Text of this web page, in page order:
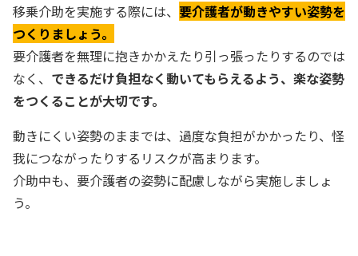
移乗介助を実施する際には、 要介護者が動きやすい姿勢を
つくりましょう。
要介護者を無理に抱きかかえたり引っ張ったりするのでは
なく、 できるだけ負担なく動いてもらえるよう、楽な姿勢
をつくることが大切です。
動きにくい姿勢のままでは、過度な負担がかかったり、怪
我につながったりするリスクが高まります。
介助中も、要介護者の姿勢に配慮しながら実施しましょ
う。